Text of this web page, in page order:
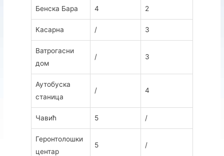
Бенска Бара 4 2
Касарна / 3
Ватрогасни
дом
/ 3
Аутобуска
станица
/ 4
Чавић 5 /
Геронтолошки
центар
5 /